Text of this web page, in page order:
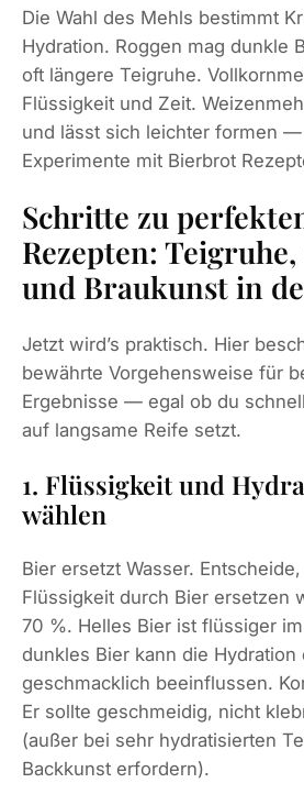
Die Wahl des Mehls bestimmt
Hydration. Roggen mag dunkle
oft längere Teigruhe.
Flüssigkeit und Zeit.
und lässt sich leichter formen
Experimente mit Bierbrot
Schritte zu
Rezepten:
und Braukunst in
Jetzt wird’s praktisch. Hier
bewährte Vorgehensweise für
Ergebnisse — egal ob du
auf langsame Reife setzt.
1. Flüssigkeit und
wählen
Bier ersetzt Wasser.
Flüssigkeit durch Bier ersetzen
70 %. Helles Bier ist flüssiger
dunkles Bier kann die Hydration
geschmacklich beeinflussen.
Er sollte geschmeidig, nicht
(außer bei sehr hydratisierten
Backkunst erfordern).